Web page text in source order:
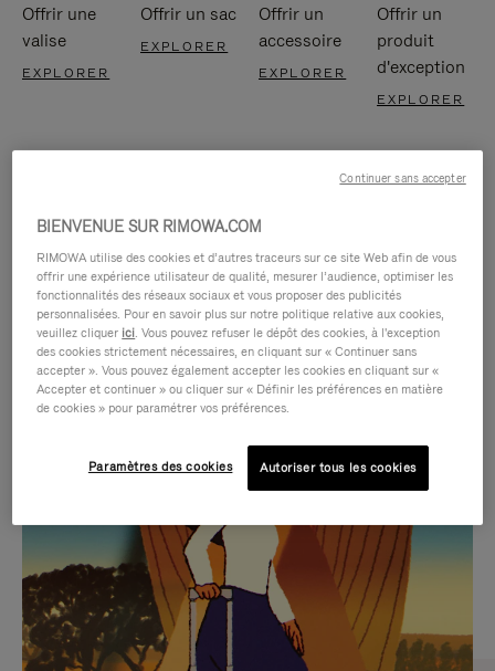
Offrir une
valise
EXPLORER
Offrir un sac
EXPLORER
Offrir un
accessoire
EXPLORER
Offrir un
produit
d'exception
EXPLORER
LA
PAS
EN
PAUSE,
APPUYEZ
LE
LA
VIDÉO
EST
DÉSACTIVÉ.
Trouvez le compagnon
parfait pour chaque voyage
BIENVENUE SUR RIMOWA.COM
RIMOWA utilise des cookies et d’autres traceurs sur ce site Web afin de vous
offrir une expérience utilisateur de qualité, mesurer l’audience, optimiser les
fonctionnalités des réseaux sociaux et vous proposer des publicités
personnalisées. Pour en savoir plus sur notre politique relative aux cookies,
veuillez cliquer ici. Vous pouvez refuser le dépôt des cookies, à l'exception
des cookies strictement nécessaires, en cliquant sur « Continuer sans
accepter ». Vous pouvez également accepter les cookies en cliquant sur «
Accepter et continuer » ou cliquer sur « Définir les préférences en matière
de cookies » pour paramétrer vos préférences.
Paramètres des cookies Autoriser tous les cookies
Continuer sans accepter